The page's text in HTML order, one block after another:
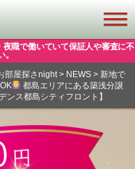
夜職で働いていて保証人や審査に不
部屋探さnight> NEWS> 新地で
都島エリアにある築浅分譲
ンス都島シティフロント】